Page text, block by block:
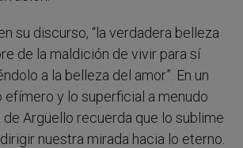
su discurso, “la verdadera belleza
de la maldición de vivir para sí
a la belleza del amor”. En un
efímero y lo superficial a menudo
de Argüello recuerda que lo sublime
nuestra mirada hacia lo eterno.